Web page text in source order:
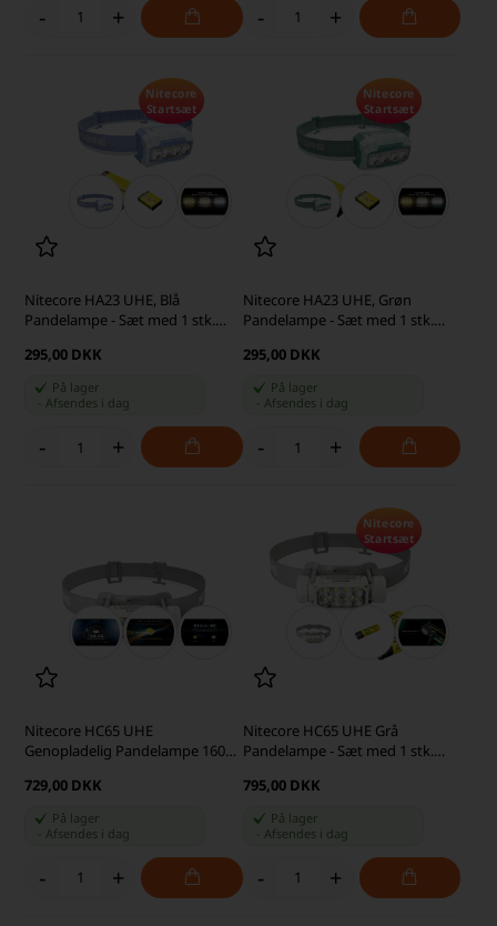
- + - +
Nitecore
Startsæt
Nitecore HA23 UHE, Blå
Pandelampe - Sæt med 1 stk.
295,00 DKK
På lager
-Afsendes i dag
- +
Nitecore
Startsæt
Nitecore HA23 UHE, Grøn
Pandelampe - Sæt med 1 stk.
295,00 DKK
På lager
Afsendes i dag
- +
Nitecore HC65 UHE
Genopladelig Pandelampe 1600
729,00 DKK
På lager
Afsendes i dag
- +
Nitecore
Startsæt
Nitecore HC65 UHE Grå
Pandelampe - Sæt med 1 stk.
795,00 DKK
På lager
Afsendes i dag
- +